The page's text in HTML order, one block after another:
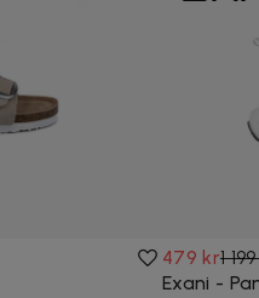
479 kr1
Exani -